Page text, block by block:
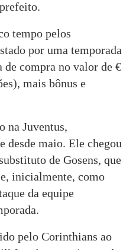
tempo pelos
por uma temporada
compra no valor de €
mais bônus e
na Juventus,
desde maio. Ele chegou
de Gosens, que
inicialmente, como
da equipe
pelo Corinthians ao